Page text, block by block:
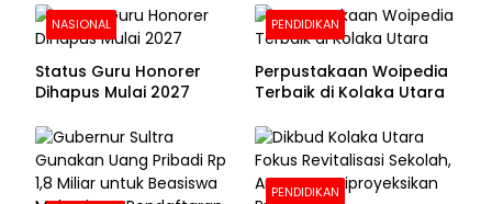
Foto Putrinya Perlihatkan
Ijazah
NASIONAL
Status Guru Honorer
Dihapus Mulai 2027
PENDIDIKAN
Perpustakaan Woipedia
Terbaik di Kolaka Utara
PENDIDIKAN